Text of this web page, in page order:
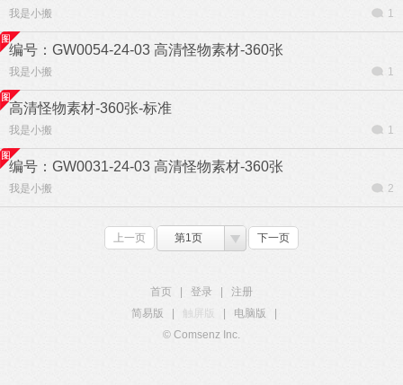
我是小搬 1
编号：GW0054-24-03 高清怪物素材-360张
我是小搬 1
高清怪物素材-360张-标准
我是小搬 1
编号：GW0031-24-03 高清怪物素材-360张
我是小搬 2
上一页 第1页 下一页
首页 登录
注册
简易版
触屏版 电脑版
© Comsenz Inc.